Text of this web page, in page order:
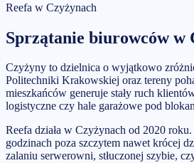
Reefa w Czyżynach
Sprzątanie biurowcóww
Czyżyny to dzielnica o wyjątkowo
Politechniki Krakowskiej oraz tereny
mieszkańców generuje stały ruch
logistyczne czy hale garażowe pod
Reefa działa w Czyżynach od 2020
godzinach poza szczytem nawet krócej
zalaniu serwerowni, stłuczonej szybie,